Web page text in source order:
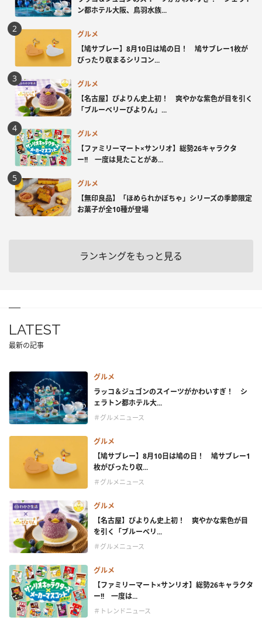
ン都ホテル大阪、鳥羽水族...
グルメ
【鳩サブレー】8月10日は鳩の日！ 鳩サブレー1枚が
ぴったり収まるシリコン...
グルメ
【名古屋】ぴよりん史上初！ 爽やかな紫色が目を引く
「ブルーベリーぴよりん」...
グルメ
【ファミリーマート×サンリオ】総勢26キャラクタ
ー!! 一度は見たことがあ...
グルメ
【無印良品】「ほめられかぼちゃ」シリーズの季節限定
お菓子が全10種が登場
ランキングをもっと見る
LATEST
最新の記事
グルメ
ラッコ＆ジュゴンのスイーツがかわいすぎ！ シ
ェラトン都ホテル大...
＃グルメニュース
グルメ
【鳩サブレー】8月10日は鳩の日！ 鳩サブレー1
枚がぴったり収...
＃グルメニュース
グルメ
【名古屋】ぴよりん史上初！ 爽やかな紫色が目
を引く「ブルーベリ...
＃グルメニュース
グルメ
【ファミリーマート×サンリオ】総勢26キャラクタ
ー!! 一度は...
＃トレンドニュース